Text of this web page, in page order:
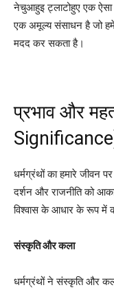
नेचुआहुइ ट्लाटोहुए एक
एक अमूल्य संसाधन है जो
मदद कर सकता है।
प्रभाव और
धर्मग्रंथों का हमारे जीवन
दर्शन और राजनीति को
विश्वास के आधार के रूप में
संस्कृति और कला
धर्मग्रंथों ने संस्कृति और